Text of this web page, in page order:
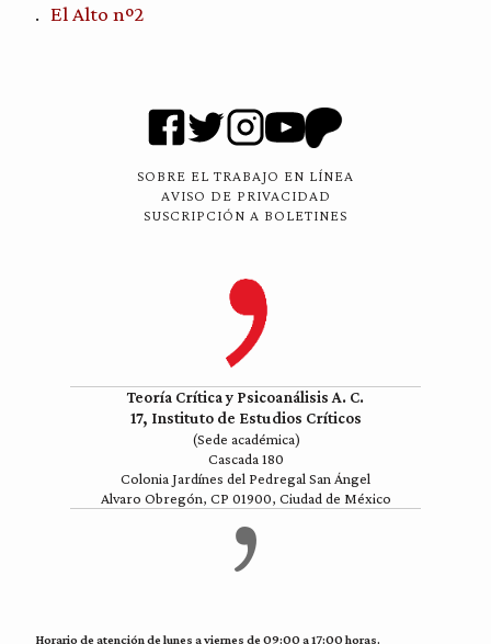
El Alto nº2
SOBRE EL TRABAJO EN LÍNEA
AVISO DE PRIVACIDAD
SUSCRIPCIÓN A BOLETINES
Teoría Crítica y Psicoanálisis A. C.
17, Instituto de Estudios Críticos
(Sede académica)
Cascada 180
Colonia Jardínes del Pedregal San Ángel
Alvaro Obregón, CP 01900, Ciudad de México
Horario de atención de lunes a viernes de 09:00 a 17:00 horas.